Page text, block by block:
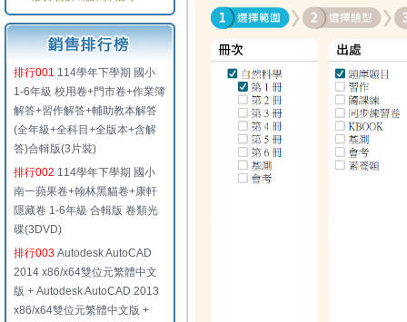
排行001 114學年下學期 國小
1-6年級 校用卷+門市卷+作業簿
解答+習作解答+輔助教本解答
(全年級+全科目+全版本+含解
答)合輯版(3片裝)
排行002 114學年下學期 國小
南一蘋果卷+翰林黑貓卷+康軒
隱藏卷 1-6年級 合輯版 卷類光
碟(3DVD)
排行003 Autodesk AutoCAD
2014 x86/x64雙位元繁體中文
版 + Autodesk AutoCAD 2013
x86/x64雙位元繁體中文版 +